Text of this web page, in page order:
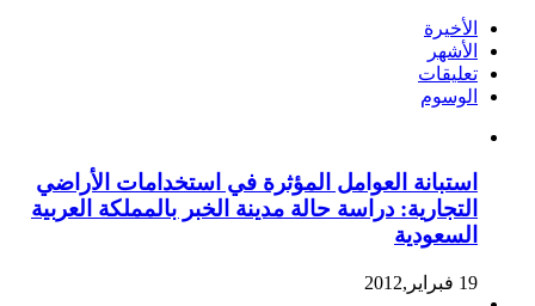
الأخيرة
الأشهر
تعليقات
الوسوم
استبانة العوامل المؤثرة في استخدامات الأراضي
التجارية: دراسة حالة مدينة الخبر بالمملكة العربية
السعودية
19 فبراير,2012